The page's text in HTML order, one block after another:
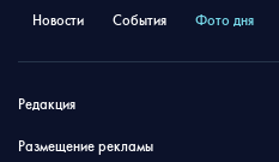
Новости События Фото дня
Редакция
Размещение рекламы